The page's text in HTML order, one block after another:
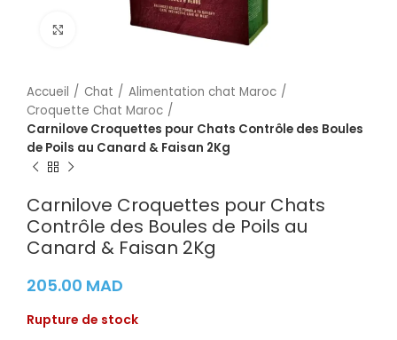
Cliquez pour agrandir
Accueil Chat
Alimentation chat Maroc
Croquette Chat Maroc
Carnilove Croquettes pour Chats Contrôle des Boules
de Poils au Canard & Faisan 2Kg
Carnilove Croquettes pour Chats
Contrôle des Boules de Poils au
Canard & Faisan 2Kg
205.00 MAD
Rupture de stock